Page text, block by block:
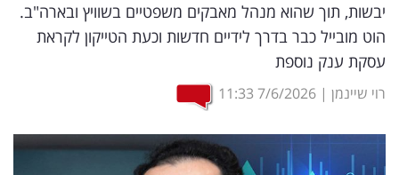
שיווק
ופרסום
משפט
מדדים
ומחקרים
יבשות, תוך שהוא מנהל מאבקים משפטיים בשוויץ ובארה"ב.
הוט מובייל כבר בדרך לידיים חדשות וכעת הטייקון לקראת
עסקת ענק נוספת
רוי שיינמן |
7/6/2026
11:33